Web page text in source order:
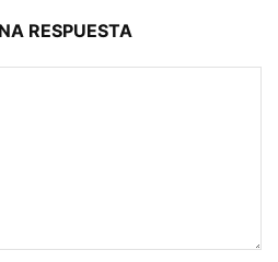
RESPUESTA